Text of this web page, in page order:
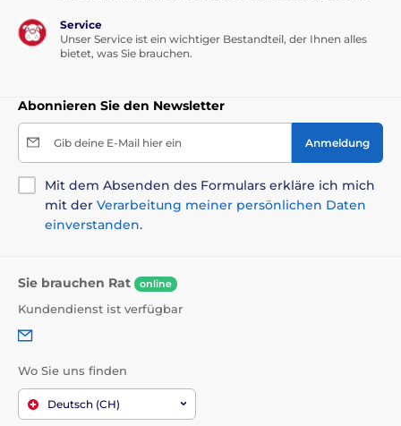
Service
Unser Service ist ein wichtiger Bestandteil, der Ihnen alles
bietet, was Sie brauchen.
Abonnieren Sie den Newsletter
Gib deine E-Mail hier ein Anmeldung
Mit dem Absenden des Formulars erkläre ich mich
mit der Verarbeitung meiner persönlichen Daten
einverstanden.
Sie brauchen Rat online
Kundendienst ist verfügbar
Wo Sie uns finden
Deutsch (CH)